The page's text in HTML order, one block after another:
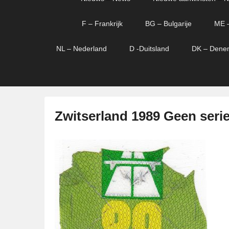
F – Frankrijk BG – Bulgarije ME
NL – Nederland D -Duitsland DK –
Zwitserland 1989 Geen
a